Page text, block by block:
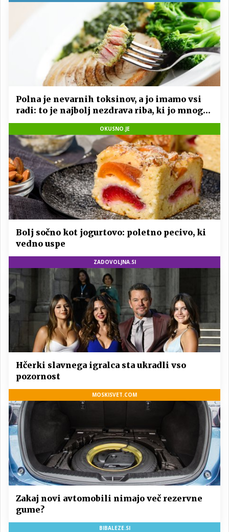
Polna je nevarnih toksinov, a jo imamo vsi
radi: to je najbolj nezdrava riba, ki jo mnogi
redno uživajo
OKUSNO.JE
Bolj sočno kot jogurtovo: poletno pecivo, ki
vedno uspe
ZADOVOLJNA.SI
Hčerki slavnega igralca sta ukradli vso
pozornost
MOSKISVET.COM
Zakaj novi avtomobili nimajo več rezervne
gume?
BIBALEZE.SI